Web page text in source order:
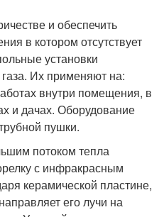
и обеспечить
в котором отсутствует
установки
Их применяют на:
внутри помещения, в
и дачах. Оборудование
пушки.
потоком тепла
с инфракрасным
керамической пластине,
его лучи на